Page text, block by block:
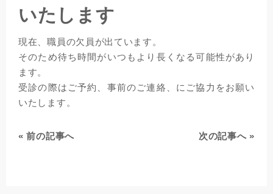
いたします
現在、職員の欠員が出ています。
そのため待ち時間がいつもより長くなる可能性があり
ます。
受診の際はご予約、事前のご連絡、にご協力をお願い
いたします。
«前の記事へ 次の記事へ»